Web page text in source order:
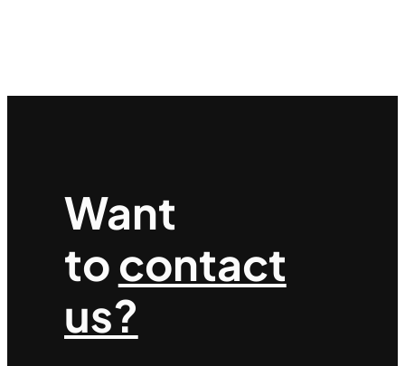
Want
tocontact
us?